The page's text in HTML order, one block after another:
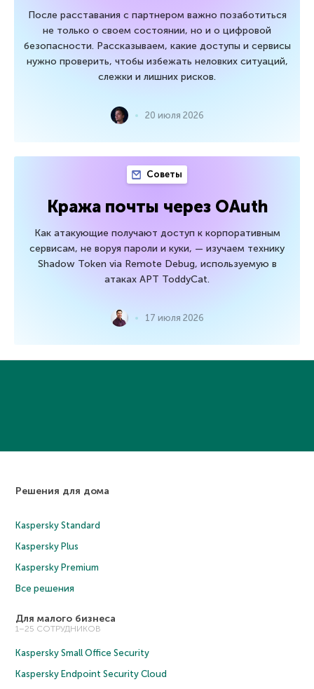
После расставания с партнером важно позаботиться
не только о своем состоянии, но и о цифровой
безопасности. Рассказываем, какие доступы и сервисы
нужно проверить, чтобы избежать неловких ситуаций,
слежки и лишних рисков.
20 июля 2026
Советы
Кража почты через OAuth
Как атакующие получают доступ к корпоративным
сервисам, не воруя пароли и куки, — изучаем технику
Shadow Token via Remote Debug, используемую в
атаках APT ToddyCat.
17 июля 2026
Решения для дома
Kaspersky Standard
Kaspersky Plus
Kaspersky Premium
Все решения
Для малого бизнеса
1–25 СОТРУДНИКОВ
Kaspersky Small Office Security
Kaspersky Endpoint Security Cloud